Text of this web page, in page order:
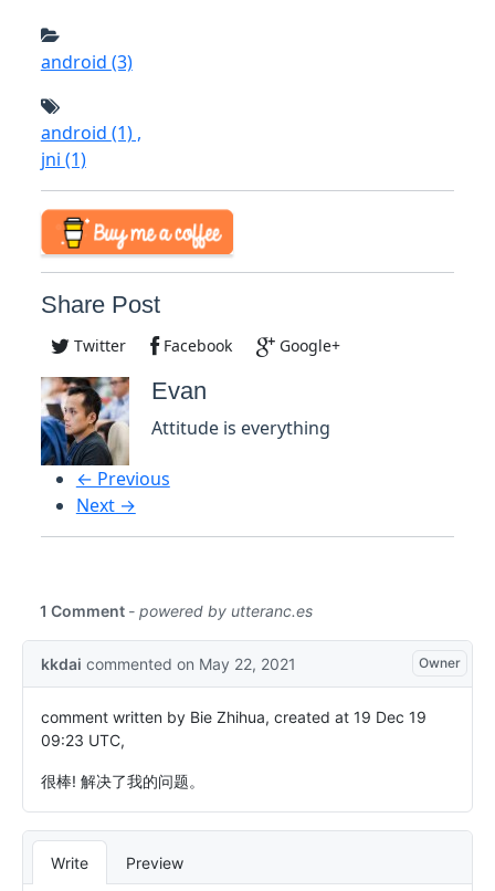
android (3)
android (1),
jni (1)
Share Post
Twitter Facebook Google+
Evan
Attitude is everything
← Previous
Next →